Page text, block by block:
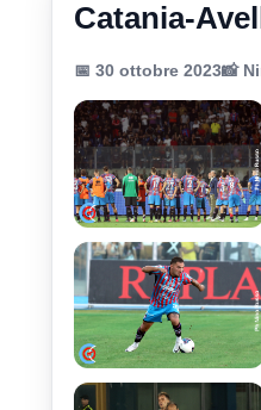
Catania-
📅 30 ottobre 2023📸